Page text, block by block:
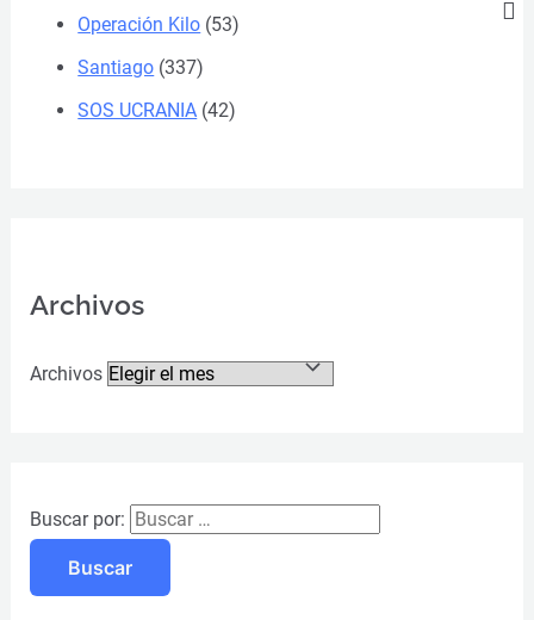
Operación Kilo (53)
Santiago (337)
SOS UCRANIA (42)
Archivos
Archivos
Buscar por: